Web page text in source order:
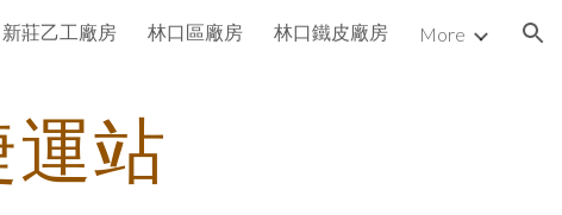
新莊乙工廠房 林口區廠房 林口鐵皮廠房 More
站